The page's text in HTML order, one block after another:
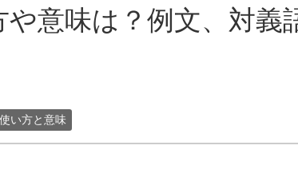
意味は？例文、対義
い方と意味